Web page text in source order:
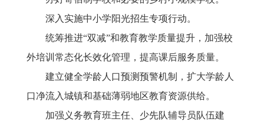
深入实施中小学阳光招生专项行动。
统筹推进“双减”和教育教学质量提升，加强校
外培训常态化长效化管理，提高课后服务质量。
建立健全学龄人口预测预警机制，扩大学龄人
口净流入城镇和基础薄弱地区教育资源供给。
加强义务教育班主任、少先队辅导员队伍建